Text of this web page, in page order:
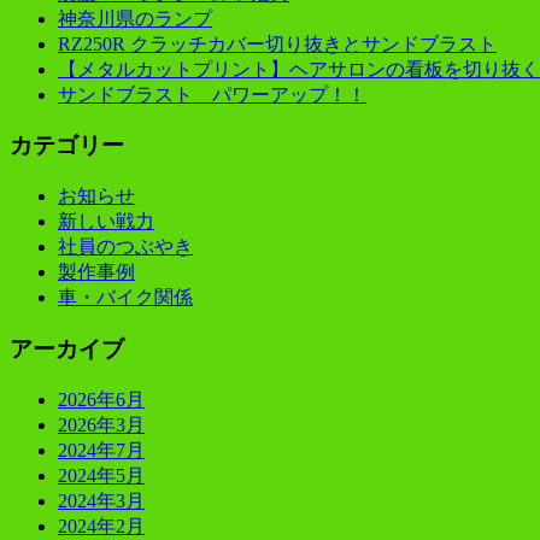
神奈川県のランプ
RZ250R クラッチカバー切り抜きとサンドブラスト
【メタルカットプリント】ヘアサロンの看板を切り抜
サンドブラスト パワーアップ！！
カテゴリー
お知らせ
新しい戦力
社員のつぶやき
製作事例
車・バイク関係
アーカイブ
2026年6月
2026年3月
2024年7月
2024年5月
2024年3月
2024年2月